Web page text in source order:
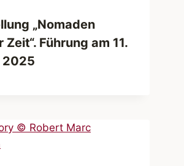
„Nomaden
Zeit“. Führung am 11.
2025